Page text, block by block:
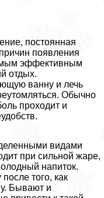
постоянная
появления
эффективным
отдых.
ванну и лечь
Обычно
проходит и
видами
при сильной жаре,
напиток.
того, как
Бывают и